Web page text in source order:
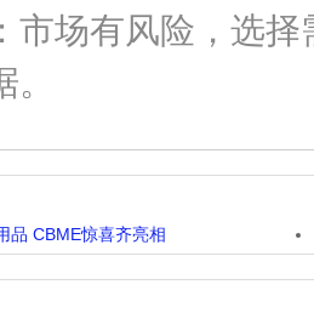
：市场有风险，选
品 CBME惊喜齐亮相